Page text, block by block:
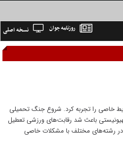
نسخه اصلی روزنامه جوان
خاصی را تجربه کرد. شروع جنگ تحمیلی
باعث شد رقابت‌های ورزشی تعطیل
در رشته‌های مختلف با مشکلات خاصی